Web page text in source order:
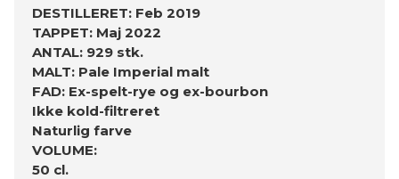
DESTILLERET: Feb 2019
TAPPET: Maj 2022
ANTAL: 929 stk.
MALT: Pale Imperial malt
FAD: Ex-spelt-rye og ex-bourbon
Ikke kold-filtreret
Naturlig farve
VOLUME:
50 cl.